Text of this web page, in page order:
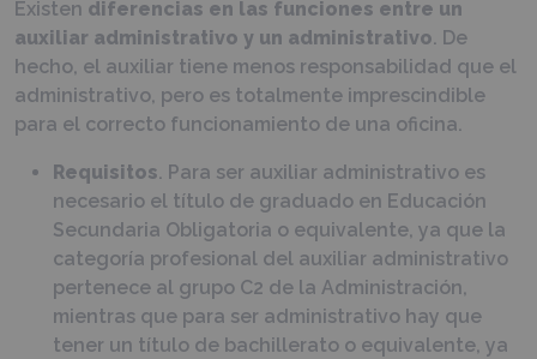
Existen diferencias en las funciones entre un
auxiliar administrativo y un administrativo. De
hecho, el auxiliar tiene menos responsabilidad que el
administrativo, pero es totalmente imprescindible
para el correcto funcionamiento de una oficina.
Requisitos. Para ser auxiliar administrativo es
necesario el título de graduado en Educación
Secundaria Obligatoria o equivalente, ya que la
categoría profesional del auxiliar administrativo
pertenece al grupo C2 de la Administración,
mientras que para ser administrativo hay que
tener un título de bachillerato o equivalente, ya